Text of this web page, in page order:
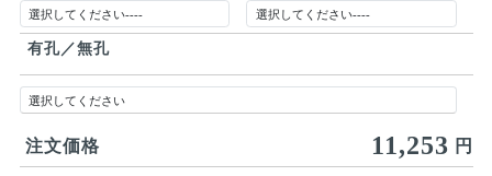
有孔／無孔
注文価格 11,253 円